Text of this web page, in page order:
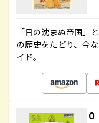
「日の沈まぬ帝国」
の歴史をたどり、今
イド。